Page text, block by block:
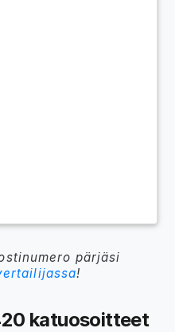
pärjäsi
!
katuosoitteet